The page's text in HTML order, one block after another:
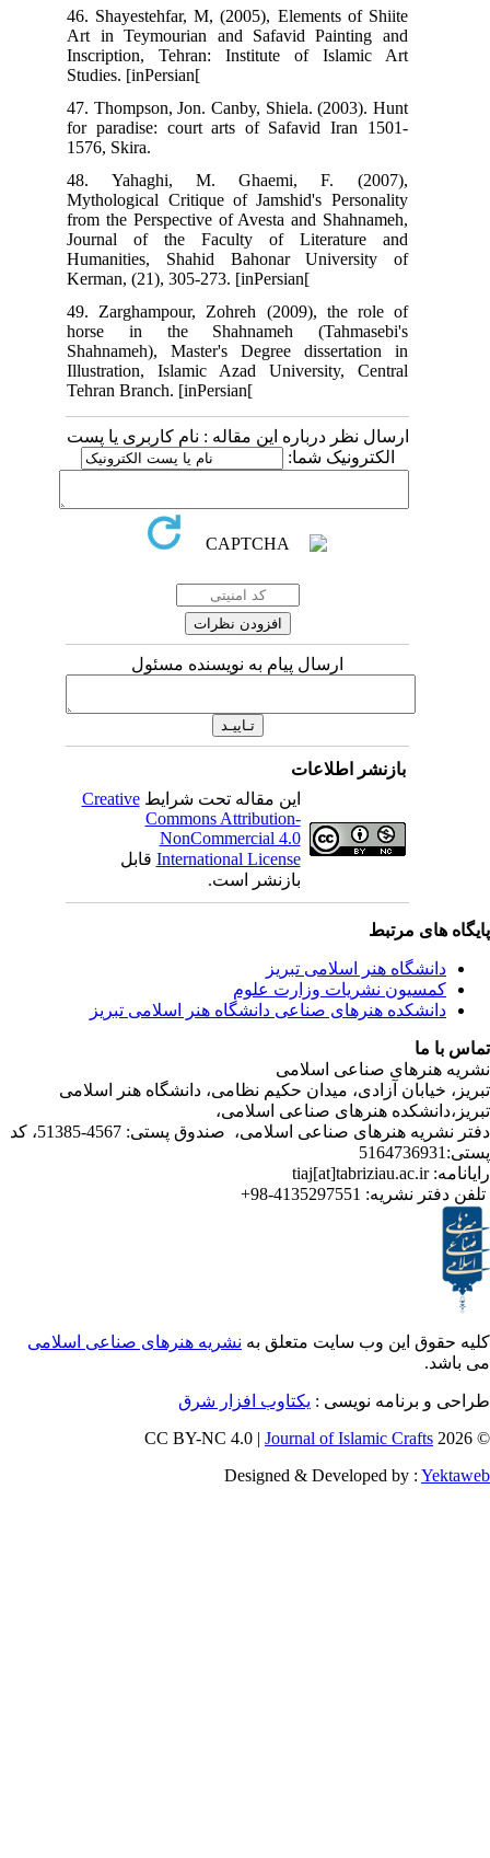
46. Shayestehfar, M, (2005), Elements of Shiite
Art in Teymourian and Safavid Painting and
Inscription, Tehran: Institute of Islamic Art
Studies. [inPersian[
47. Thompson, Jon. Canby, Shiela. (2003). Hunt
for paradise: court arts of Safavid Iran 1501-
1576, Skira.
48. Yahaghi, M. Ghaemi, F. (2007),
Mythological Critique of Jamshid's Personality
from the Perspective of Avesta and Shahnameh,
Journal of the Faculty of Literature and
Humanities, Shahid Bahonar University of
Kerman, (21), 305-273. [inPersian[
49. Zarghampour, Zohreh (2009), the role of
horse in the Shahnameh (Tahmasebi's
Shahnameh), Master's Degree dissertation in
Illustration, Islamic Azad University, Central
Tehran Branch. [inPersian[
ارسال نظر درباره این مقاله : نام کاربری یا پست
الکترونیک شما:
ارسال پیام به نویسنده مسئول
بازنشر اطلاعات
این مقاله تحت شرایطCreative
Commons Attribution-
NonCommercial 4.0
International Licenseقابل
بازنشر است.
مرتبط
هنر اسلامی تبریز
نشریات وزارت علوم
هنرهای صناعی دانشگاه هنر اسلامی تبریز
صناعی اسلامی
آزادی، میدان حکیم نظامی، دانشگاه هنر اسلامی
هنرهای صناعی اسلامی،
دفتر نشریه هنرهای صناعی اسلامی، صندوق پستی: 4567-51385، کد
نشریه:4135297551-98+
این وب سایت متعلق بهنشریه هنرهای صناعی اسلامی
نویسی : یکتاوب افزار شرق
Journal of Islamic
Designed & Developed by :